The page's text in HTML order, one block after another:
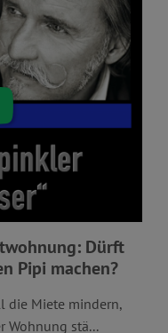
Dürft
Pipi machen?
die Miete mindern,
Wohnung stä...